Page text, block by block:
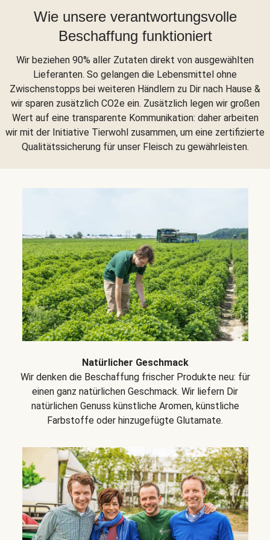
Wie unsere verantwortungsvolle
Beschaffung funktioniert
Wir beziehen 90% aller Zutaten direkt von ausgewählten
Lieferanten. So gelangen die Lebensmittel ohne
Zwischenstopps bei weiteren Händlern zu Dir nach Hause &
wir sparen zusätzlich CO2e ein. Zusätzlich legen wir großen
Wert auf eine transparente Kommunikation: daher arbeiten
wir mit der Initiative Tierwohl zusammen, um eine zertifizierte
Qualitätssicherung für unser Fleisch zu gewährleisten.
Natürlicher Geschmack
Wir denken die Beschaffung frischer Produkte neu: für
einen ganz natürlichen Geschmack. Wir liefern Dir
natürlichen Genuss künstliche Aromen, künstliche
Farbstoffe oder hinzugefügte Glutamate.